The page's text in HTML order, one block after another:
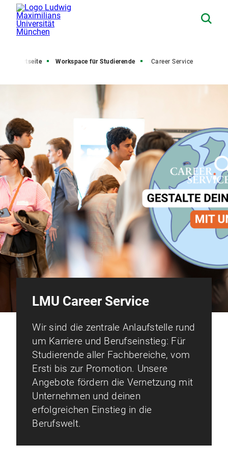
Startseite Workspace für Studierende Career Service
LMU Career Service
Wir sind die zentrale Anlaufstelle rund
um Karriere und Berufseinstieg: Für
Studierende aller Fachbereiche, vom
Ersti bis zur Promotion. Unsere
Angebote fördern die Vernetzung mit
Unternehmen und deinen
erfolgreichen Einstieg in die
Berufswelt.